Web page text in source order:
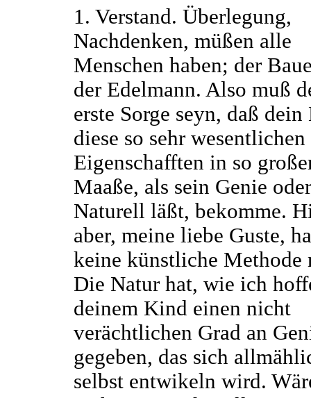
1. Verstand. Überlegung,
Nachdenken, müßen alle
Menschen haben; der
der Edelmann. Also muß
erste Sorge seyn, daß
diese so sehr wesentlichen
Eigenschafften in so
Maaße, als sein Genie oder
Naturell läßt, bekomme.
aber, meine liebe Guste,
keine künstliche Methode
Die Natur hat, wie ich
deinem Kind einen nicht
verächtlichen Grad an
gegeben, das sich
selbst entwikeln wird.